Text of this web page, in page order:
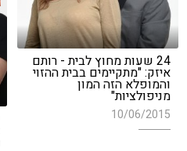
24 שעות מחוץ לבית - רותם
איזק: "מתקיימים בבית ההזוי
והמופלא הזה המון
מניפולציות"
10/06/2015